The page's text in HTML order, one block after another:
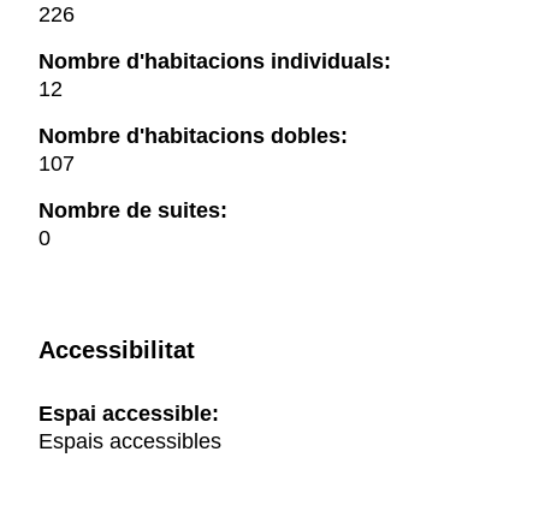
226
Nombre d'habitacions individuals:
12
Nombre d'habitacions dobles:
107
Nombre de suites:
0
Accessibilitat
Espai accessible:
Espais accessibles